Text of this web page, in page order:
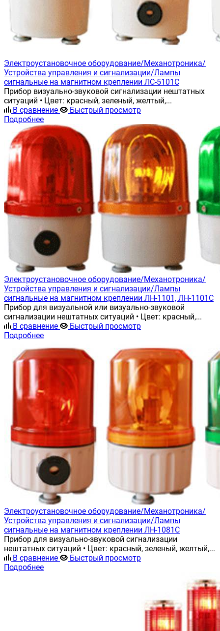
Электроустановочное оборудование/Механотроника/
Устройства управления и сигнализации/Лампы
сигнальные на магнитном креплении ЛС-5101С
Прибор визуально-звуковой сигнализации нештатных
ситуаций • Цвет: красный, зеленый, желтый,...
В сравнение
Быстрый просмотр
Подробнее
Электроустановочное оборудование/Механотроника/
Устройства управления и сигнализации/Лампы
сигнальные на магнитном креплении ЛН-1101, ЛН-1101С
Прибор для визуальной или визуально-звуковой
сигнализации нештатных ситуаций • Цвет: красный,...
В сравнение
Быстрый просмотр
Подробнее
Электроустановочное оборудование/Механотроника/
Устройства управления и сигнализации/Лампы
сигнальные на магнитном креплении ЛН-1081С
Прибор для визуально-звуковой сигнализации
нештатных ситуаций • Цвет: красный, зеленый, желтый,...
В сравнение
Быстрый просмотр
Подробнее